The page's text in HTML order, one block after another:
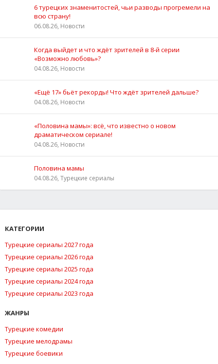
6 турецких знаменитостей, чьи разводы прогремели на
всю страну!
06.08.26, Новости
Когда выйдет и что ждёт зрителей в 8-й серии
«Возможно любовь»?
04.08.26, Новости
«Ещё 17» бьёт рекорды! Что ждёт зрителей дальше?
04.08.26, Новости
«Половина мамы»: всё, что известно о новом
драматическом сериале!
04.08.26, Новости
Половина мамы
04.08.26, Турецкие сериалы
КАТЕГОРИИ
Турецкие сериалы 2027 года
Турецкие сериалы 2026 года
Турецкие сериалы 2025 года
Турецкие сериалы 2024 года
Турецкие сериалы 2023 года
ЖАНРЫ
Турецкие комедии
Турецкие мелодрамы
Турецкие боевики